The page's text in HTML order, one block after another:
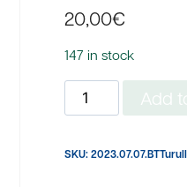
20,00€
147 in stock
2023.
10-
BT
Add
SKU: